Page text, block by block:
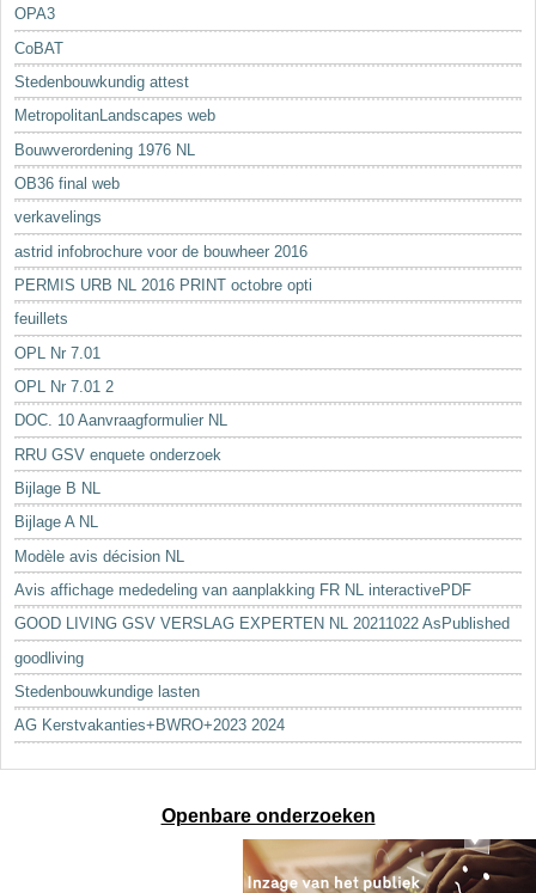
OPA3
CoBAT
Stedenbouwkundig attest
MetropolitanLandscapes web
Bouwverordening 1976 NL
OB36 final web
verkavelings
astrid infobrochure voor de bouwheer 2016
PERMIS URB NL 2016 PRINT octobre opti
feuillets
OPL Nr 7.01
OPL Nr 7.01 2
DOC. 10 Aanvraagformulier NL
RRU GSV enquete onderzoek
Bijlage B NL
Bijlage A NL
Modèle avis décision NL
Avis affichage mededeling van aanplakking FR NL interactivePDF
GOOD LIVING GSV VERSLAG EXPERTEN NL 20211022 AsPublished
goodliving
Stedenbouwkundige lasten
AG Kerstvakanties+BWRO+2023 2024
Openbare onderzoeken